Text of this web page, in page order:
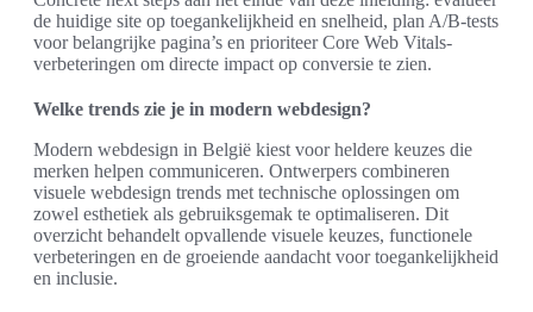
de huidige site op toegankelijkheid en snelheid, plan A/B-tests
voor belangrijke pagina’s en prioriteer Core Web Vitals-
verbeteringen om directe impact op conversie te zien.
Welke trends zie je in modern webdesign?
Modern webdesign in België kiest voor heldere keuzes die
merken helpen communiceren. Ontwerpers combineren
visuele webdesign trends met technische oplossingen om
zowel esthetiek als gebruiksgemak te optimaliseren. Dit
overzicht behandelt opvallende visuele keuzes, functionele
verbeteringen en de groeiende aandacht voor toegankelijkheid
en inclusie.